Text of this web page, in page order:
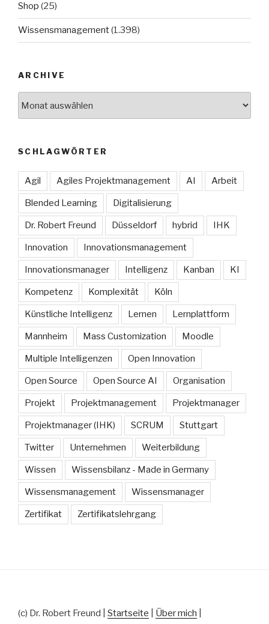
Shop (25)
Wissensmanagement(1.398)
ARCHIVE
SCHLAGWÖRTER
Agil Agiles Projektmanagement AI Arbeit
Blended Learning Digitalisierung
Dr. Robert Freund Düsseldorf hybrid IHK
Innovation Innovationsmanagement
Innovationsmanager Intelligenz Kanban KI
Kompetenz Komplexität Köln
Künstliche Intelligenz Lernen Lernplattform
Mannheim Mass Customization Moodle
Multiple Intelligenzen Open Innovation
Open Source Open Source AI Organisation
Projekt Projektmanagement Projektmanager
Projektmanager (IHK) SCRUM Stuttgart
Twitter Unternehmen Weiterbildung
Wissen Wissensbilanz - Made in Germany
Wissensmanagement Wissensmanager
Zertifikat Zertifikatslehrgang
(c) Dr. Robert Freund | Startseite Über mich